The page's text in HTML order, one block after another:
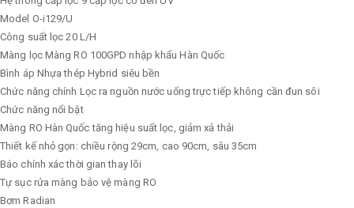
Model O-i129/U
Công suất lọc 20 L/H
Màng lọc Màng RO 100GPD nhập khẩu Hàn Quốc
Bình áp Nhựa thép Hybrid siêu bền
Chức năng chính Lọc ra nguồn nước uống trực tiếp không cần đun sôi
Chức năng nổi bật
Màng RO Hàn Quốc tăng hiệu suất lọc, giảm xả thải
Thiết kế nhỏ gọn: chiều rộng 29cm, cao 90cm, sâu 35cm
Báo chính xác thời gian thay lõi
Tự sục rửa màng bảo vệ màng RO
Bơm Radian